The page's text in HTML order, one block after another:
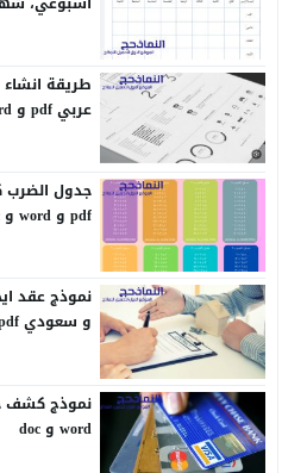
طريقة انشاء
عربي pdf و word و doc
جدول الضرب
pdf و word و doc
نموذج عقد
و سعودي pdf و word و doc
word و doc